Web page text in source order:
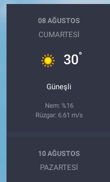
08 AĞUSTOS
CUMARTESI
30°
Güneşli
Nem: %16
Rüzgar: 6.61 m/s
10 AĞUSTOS
PAZARTESI